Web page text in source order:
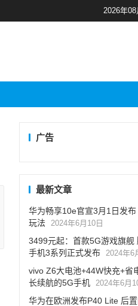
2026年08
广告
最新文章
华为畅享10e官宣3月1日发
玩法 2024年6月10日
3499元起：首款5G游戏旗舰
手机3系列正式发布 2024年6
vivo Z6大电池+44W快充+省
长续航的5G手机 2024年6月
华为在欧洲发布P40 Lite 后